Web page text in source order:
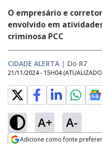
O empresário e
envolvido em
criminosa PCC
CIDADE ALERTA | Do R7
21/11/2024 - 15H04
A+ A-
Adicione como fonte